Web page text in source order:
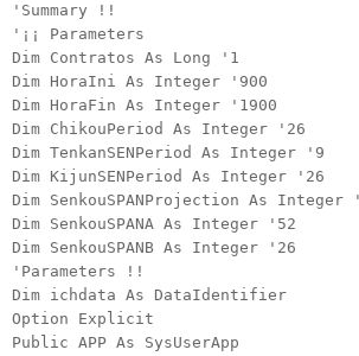
'Summary !!
'¡¡ Parameters
Dim Contratos As Long '1
Dim HoraIni As Integer '900
Dim HoraFin As Integer '1900
Dim ChikouPeriod As Integer '26
Dim TenkanSENPeriod As Integer '9
Dim KijunSENPeriod As Integer '26
Dim SenkouSPANProjection As Integer
Dim SenkouSPANA As Integer '52
Dim SenkouSPANB As Integer '26
'Parameters !!
Dim ichdata As DataIdentifier
Option Explicit
Public APP As SysUserApp